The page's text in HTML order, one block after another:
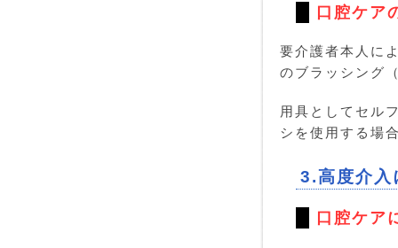
口腔ケア
要介護者本人に
のブラッシング
用具としてセル
シを使用する場
3.高度介入
口腔ケア